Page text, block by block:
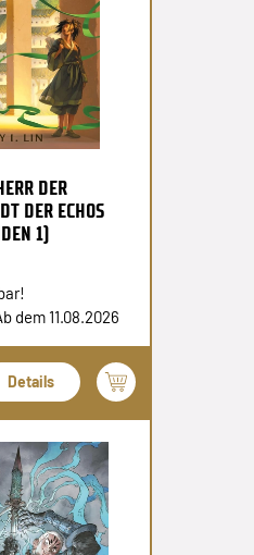
DER
DER ECHOS
1)
dem 11.08.2026
Details